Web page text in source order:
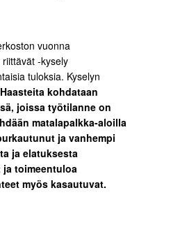
vuonna
-kysely
tuloksia. Kyselyn
Haasteita kohdataan
joissa työtilanne on
matalapalkka-aloilla
ja vanhempi
ja elatuksesta
ja toimeentuloa
myös kasautuvat.